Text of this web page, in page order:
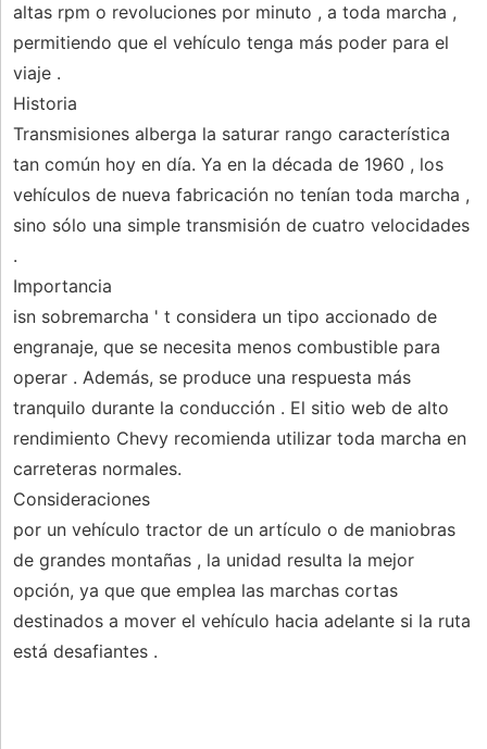
altas rpm o revoluciones por minuto , a toda marcha ,
permitiendo que el vehículo tenga más poder para el
viaje .
Historia
Transmisiones alberga la saturar rango característica
tan común hoy en día. Ya en la década de 1960 , los
vehículos de nueva fabricación no tenían toda marcha ,
sino sólo una simple transmisión de cuatro velocidades
.
Importancia
isn sobremarcha ' t considera un tipo accionado de
engranaje, que se necesita menos combustible para
operar . Además, se produce una respuesta más
tranquilo durante la conducción . El sitio web de alto
rendimiento Chevy recomienda utilizar toda marcha en
carreteras normales.
Consideraciones
por un vehículo tractor de un artículo o de maniobras
de grandes montañas , la unidad resulta la mejor
opción, ya que que emplea las marchas cortas
destinados a mover el vehículo hacia adelante si la ruta
está desafiantes .